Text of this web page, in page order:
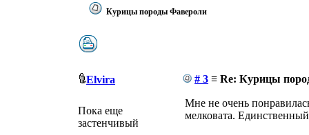
Курицы породы Фавероли
Elvira # 3 ≡ Re: Курицы
Пока еще
застенчивый
Мне не очень
мелковата.